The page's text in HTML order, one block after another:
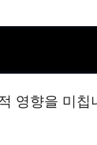
영향을 미칩